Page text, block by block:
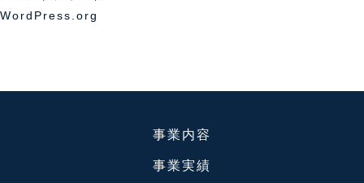
WordPress.org
事業内容
事業実績